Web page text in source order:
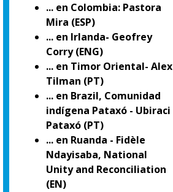
... en Colombia: Pastora
Mira (ESP)
... en Irlanda- Geofrey
Corry (ENG)
... en Timor Oriental- Alex
Tilman (PT)
... en Brazil, Comunidad
indígena Pataxó - Ubiraci
Pataxó (PT)
... en Ruanda - Fidèle
Ndayisaba, National
Unity and Reconciliation
(EN)